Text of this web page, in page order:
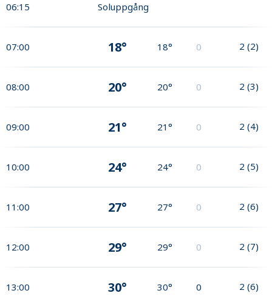
06:15 Soluppgång
07:00 18° 18° 0 2 (2)
08:00 20° 20° 0 2 (3)
09:00 21° 21° 0 2 (4)
10:00 24° 24° 0 2 (5)
11:00 27° 27° 0 2 (6)
12:00 29° 29° 0 2 (7)
13:00 30° 30° 0 2 (6)